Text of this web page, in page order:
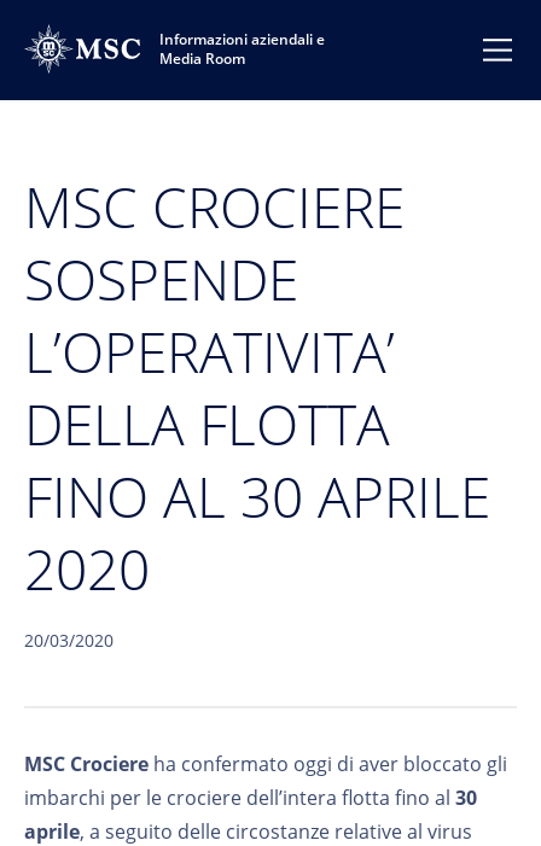
Informazioni aziendali e
Media Room
MSC CROCIERE
SOSPENDE
L’OPERATIVITA’
DELLA FLOTTA
FINO AL 30 APRILE
2020
20/03/2020
MSC Crociere ha confermato oggi di aver bloccato gli
imbarchi per le crociere dell’intera flotta fino al 30
aprile, a seguito delle circostanze relative al virus